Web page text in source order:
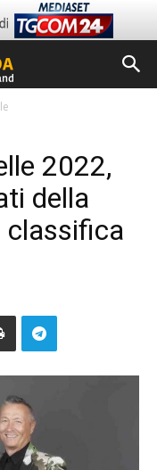
2022,
della
classifica